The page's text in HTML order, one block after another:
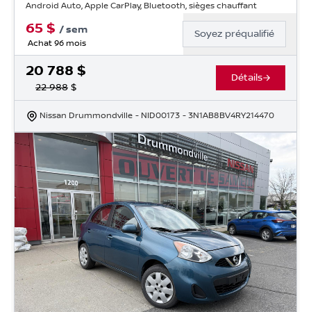
Android Auto, Apple CarPlay, Bluetooth, sièges chauffant
65 $ /sem
Achat 96 mois
Soyez préqualifié
20 788 $
22 988 $
Détails
Nissan Drummondville - NID00173 - 3N1AB8BV4RY214470